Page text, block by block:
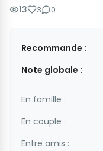
13 3 0
Recommande :
Note globale :
En famille :
En couple :
Entre amis :